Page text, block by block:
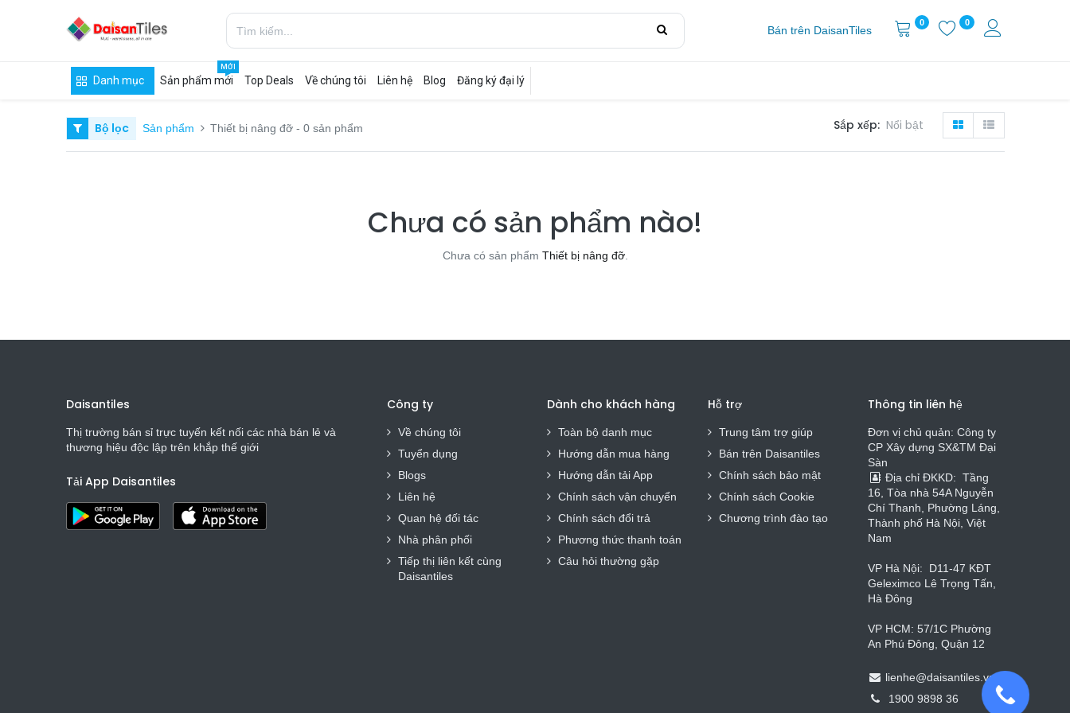
Bán trên DaisanTiles
0 0
Danh mục Sản phẩm mới
MỚI
Top Deals Về chúng tôi Liên hệ Blog Đăng ký đại lý
Bộ lọc Sản phẩm Thiết bị nâng đỡ- 0 sản phẩm Sắp xếp: Nổi bật
Chưa có sản phẩm nào!
Chưa có sản phẩm Thiết bị nâng đỡ.
Daisantiles
Thị trường bán sỉ trực tuyến kết nối các nhà bán lẻ và
thương hiệu độc lập trên khắp thế giới
Tải App Daisantiles
Công ty
Về chúng tôi
Tuyển dụng
Blogs
Liên hệ
Quan hệ đối tác
Nhà phân phối
Tiếp thị liên kết cùng
Daisantiles
Dành cho khách hàng
Toàn bộ danh mục
Hướng dẫn mua hàng
Hướng dẫn tải App
Chính sách vận chuyển
Chính sách đổi trả
Phương thức thanh toán
Câu hỏi thường gặp
Hỗ trợ
Trung tâm trợ giúp
Bán trên Daisantiles
Chính sách bảo mật
Chính sách Cookie
Chương trình đào tạo
Thông tin liên hệ
Đơn vị chủ quản: Công ty
CP Xây dựng SX&TM Đại
Sàn
Địa chỉ ĐKKD: Tầng
16, Tòa nhà 54A Nguyễn
Chí Thanh, Phường Láng,
Thành phố Hà Nội, Việt
Nam
VP Hà Nội: D11-47 KĐT
Geleximco Lê Trọng Tấn,
Hà Đông
VP HCM: 57/1C Phường
An Phú Đông, Quận 12
lienhe@daisantiles.vn
1900 9898 36